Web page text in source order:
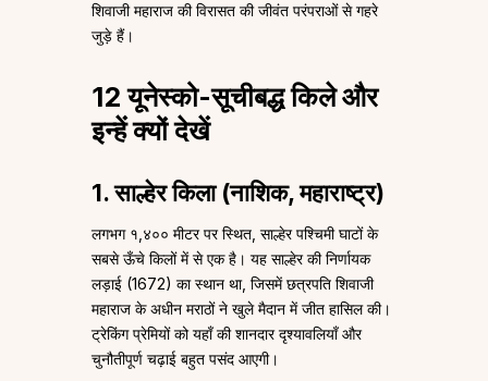
शिवाजी महाराज की विरासत की जीवंत परंपराओं से गहरे
जुड़े हैं।
12 यूनेस्को-सूचीबद्ध किले और
इन्हें क्यों देखें
1. साल्हेर किला (नाशिक, महाराष्ट्र)
लगभग १,४०० मीटर पर स्थित, साल्हेर पश्चिमी घाटों के
सबसे ऊँचे किलों में से एक है। यह साल्हेर की निर्णायक
लड़ाई (1672) का स्थान था, जिसमें छत्रपति शिवाजी
महाराज के अधीन मराठों ने खुले मैदान में जीत हासिल की।
ट्रेकिंग प्रेमियों को यहाँ की शानदार दृश्यावलियाँ और
चुनौतीपूर्ण चढ़ाई बहुत पसंद आएगी।